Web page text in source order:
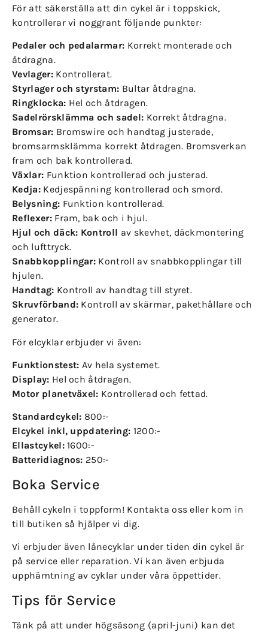
För att säkerställa att din cykel är i toppskick,
kontrollerar vi noggrant följande punkter:
Pedaler och pedalarmar: Korrekt monterade och
åtdragna.
Vevlager: Kontrollerat.
Styrlager och styrstam: Bultar åtdragna.
Ringklocka: Hel och åtdragen.
Sadelrörsklämma och sadel: Korrekt åtdragna.
Bromsar: Bromswire och handtag justerade,
bromsarmsklämma korrekt åtdragen. Bromsverkan
fram och bak kontrollerad.
Växlar: Funktion kontrollerad och justerad.
Kedja: Kedjespänning kontrollerad och smord.
Belysning: Funktion kontrollerad.
Reflexer: Fram, bak och i hjul.
Hjul och däck: Kontroll av skevhet, däckmontering
och lufttryck.
Snabbkopplingar: Kontroll av snabbkopplingar till
hjulen.
Handtag: Kontroll av handtag till styret.
Skruvförband: Kontroll av skärmar, pakethållare och
generator.
För elcyklar erbjuder vi även:
Funktionstest: Av hela systemet.
Display: Hel och åtdragen.
Motor planetväxel: Kontrollerad och fettad.
Standardcykel: 800:-
Elcykel inkl, uppdatering: 1200:-
Ellastcykel:1600:-
Batteridiagnos: 250:-
Boka Service
Behåll cykeln i toppform! Kontakta oss eller kom in
till butiken så hjälper vi dig.
Vi erbjuder även lånecyklar under tiden din cykel är
på service eller reparation. Vi kan även erbjuda
upphämtning av cyklar under våra öppettider.
Tips för Service
Tänk på att under högsäsong (april-juni) kan det